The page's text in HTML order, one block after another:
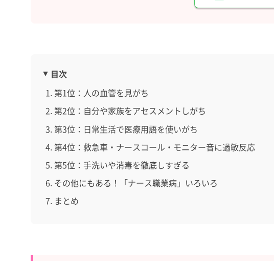
目次
第1位：人の血管を見がち
第2位：自分や家族をアセスメントしがち
第3位：日常生活で医療用語を使いがち
第4位：救急車・ナースコール・モニター音に過敏反応
第5位：手洗いや消毒を徹底しすぎる
その他にもある！「ナース職業病」いろいろ
まとめ